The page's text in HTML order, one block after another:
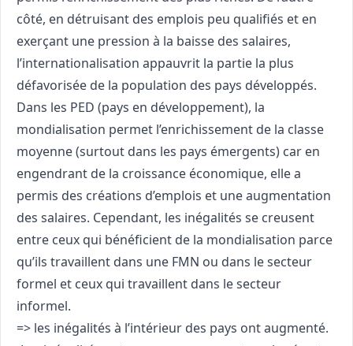
côté, en détruisant des emplois peu qualifiés et en
exerçant une pression à la baisse des salaires,
l’internationalisation appauvrit la partie la plus
défavorisée de la population des pays développés.
Dans les PED (pays en développement), la
mondialisation permet l’enrichissement de la classe
moyenne (surtout dans les pays émergents) car en
engendrant de la croissance économique, elle a
permis des créations d’emplois et une augmentation
des salaires. Cependant, les inégalités se creusent
entre ceux qui bénéficient de la mondialisation parce
qu’ils travaillent dans une FMN ou dans le secteur
formel et ceux qui travaillent dans le secteur
informel.
=> les inégalités à l’intérieur des pays ont augmenté.